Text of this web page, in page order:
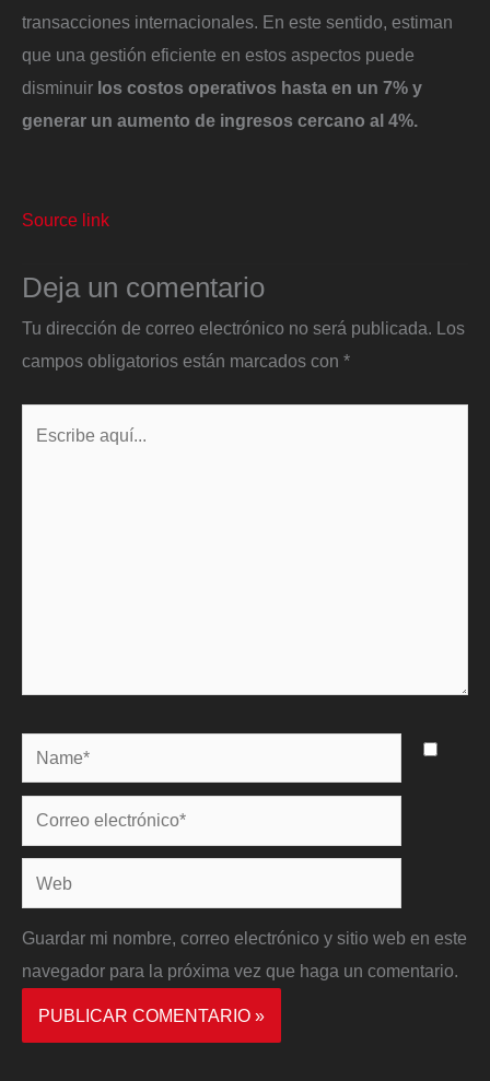
transacciones internacionales. En este sentido, estiman
que una gestión eficiente en estos aspectos puede
disminuir los costos operativos hasta en un 7% y
generar un aumento de ingresos cercano al 4%.
Source link
Deja un comentario
Tu dirección de correo electrónico no será publicada. Los
campos obligatorios están marcados con *
Name*
Correo
electrónico*
Web
Guardar mi nombre, correo electrónico y sitio web en este
navegador para la próxima vez que haga un comentario.